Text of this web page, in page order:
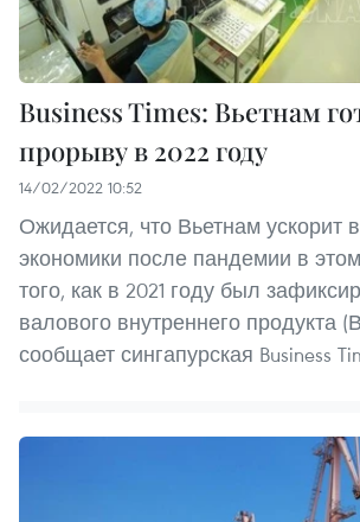
Business Times: Вьетнам
прорыву в 2022 году
14/02/2022 10:52
Ожидается, что Вьетнам ускорит
экономики после пандемии в
того, как в 2021 году был
валового внутреннего продукта
сообщает сингапурская Business